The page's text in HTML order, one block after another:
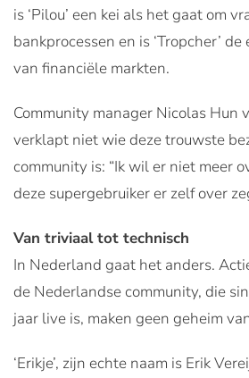
is ‘Pilou’ een kei als het gaat om
bankprocessen en is ‘Tropcher’
van financiële markten.
Community manager Nicolas Hun
verklapt niet wie deze trouwste
community is: “Ik wil er niet meer
deze supergebruiker er zelf over
Van triviaal tot technisch
In Nederland gaat het anders.
de Nederlandse community, die
jaar live is, maken geen geheim
‘Erikje’, zijn echte naam is Erik